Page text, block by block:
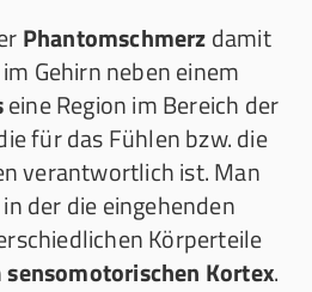
Phantomschmerzdamit
Gehirn neben einem
eine Region im Bereich der
für das Fühlen bzw. die
verantwortlich ist. Man
der die eingehenden
Körperteile
sensomotorischen Kortex.